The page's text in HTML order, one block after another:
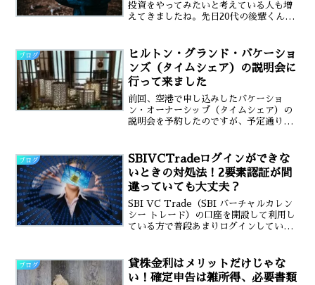
投資をやってみたいと考えている人も増
えてきましたね。先日20代の後輩くんが
なんてすばらしいな！私も振り返る事20
年前は貯金したい...
ブログ
ヒルトン・グランド・バケーショ
ンズ（タイムシェア）の説明会に
行って来ました
前回、空港で申し込みしたバケーショ
ン・オーナーシップ（タイムシェア）の
説明会を予約したのですが、予定通り説
オーナーシップの説明会に行くことにな
った流れ結論からお話しする...
ブログ
SBIVCTradeログインができな
いときの対処法！2要素認証が間
違っていても大丈夫？
SBI VC Trade（SBI バーチャルカレン
シー トレード）の口座を開設して利用し
ている方で普段あまりログインしていな
には①ログイン（メールアドレスとログ
インパス...
ブログ
貸株金利はメリットだけじゃな
い！確定申告は雑所得、必要書類